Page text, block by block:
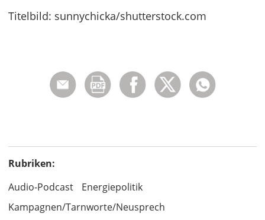
Titelbild: sunnychicka/shutterstock.com
Rubriken:
Audio-Podcast
Energiepolitik
Kampagnen/Tarnworte/Neusprech